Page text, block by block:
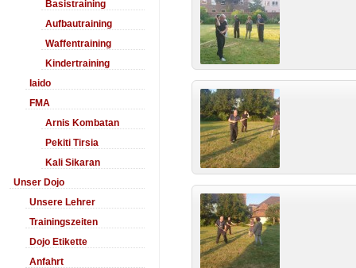
Basistraining
Aufbautraining
Waffentraining
Kindertraining
Iaido
FMA
Arnis Kombatan
Pekiti Tirsia
Kali Sikaran
Unser Dojo
Unsere Lehrer
Trainingszeiten
Dojo Etikette
Anfahrt